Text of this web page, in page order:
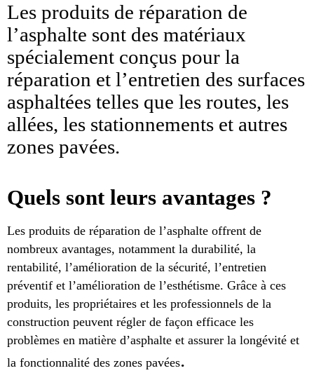
Les produits de réparation de
l’asphalte sont des matériaux
spécialement conçus pour la
réparation et l’entretien des surfaces
asphaltées telles que les routes, les
allées, les stationnements et autres
zones pavées.
Quels sont leurs avantages ?
Les produits de réparation de l’asphalte offrent de
nombreux avantages, notamment la durabilité, la
rentabilité, l’amélioration de la sécurité, l’entretien
préventif et l’amélioration de l’esthétisme. Grâce à ces
produits, les propriétaires et les professionnels de la
construction peuvent régler de façon efficace les
problèmes en matière d’asphalte et assurer la longévité et
la fonctionnalité des zones pavées.